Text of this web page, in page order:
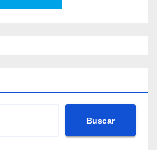
Buscar